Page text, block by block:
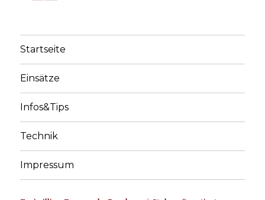
Startseite
Einsätze
Infos&Tips
Technik
Impressum